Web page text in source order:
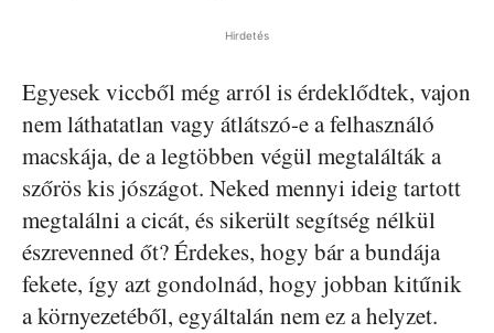
Hirdetés
Egyesek viccből még arról is érdeklődtek, vajon
nem láthatatlan vagy átlátszó-e a felhasználó
macskája, de a legtöbben végül megtalálták a
szőrös kis jószágot. Neked mennyi ideig tartott
megtalálni a cicát, és sikerült segítség nélkül
észrevenned őt? Érdekes, hogy bár a bundája
fekete, így azt gondolnád, hogy jobban kitűnik
a környezetéből, egyáltalán nem ez a helyzet.